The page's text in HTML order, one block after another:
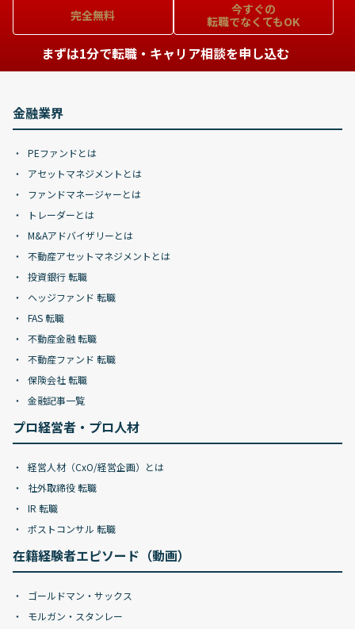
完全無料
今すぐの
転職でなくてもOK
まずは1分で転職・キャリア相談を申し込む
金融業界
PEファンドとは
アセットマネジメントとは
ファンドマネージャーとは
トレーダーとは
M&Aアドバイザリーとは
不動産アセットマネジメントとは
投資銀行 転職
ヘッジファンド 転職
FAS 転職
不動産金融 転職
不動産ファンド 転職
保険会社 転職
金融記事一覧
プロ経営者・プロ人材
経営人材（CxO/経営企画）とは
社外取締役 転職
IR 転職
ポストコンサル 転職
在籍経験者エピソード（動画）
ゴールドマン・サックス
モルガン・スタンレー